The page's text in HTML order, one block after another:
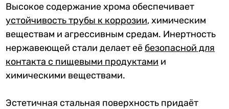
Высокое содержание хрома обеспечивает
устойчивость трубы к коррозии, химическим
веществам и агрессивным средам. Инертность
нержавеющей стали делает её безопасной для
контакта с пищевыми продуктами и
химическими веществами.
Эстетичная стальная поверхность придаёт